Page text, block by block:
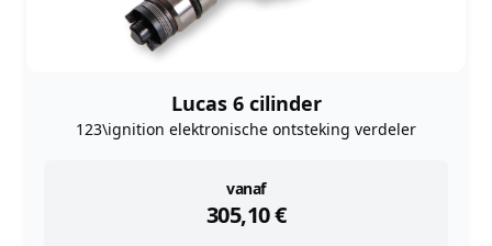
Lucas 6 cilinder
123\ignition elektronische ontsteking verdeler
vanaf
305,10€
instock